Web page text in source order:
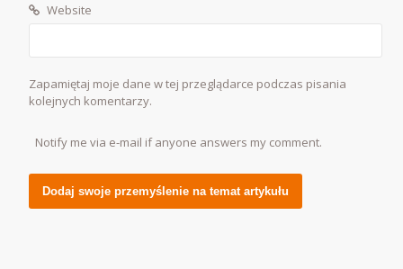
Website
Zapamiętaj moje dane w tej przeglądarce podczas pisania
kolejnych komentarzy.
Notify me via e-mail if anyone answers my comment.